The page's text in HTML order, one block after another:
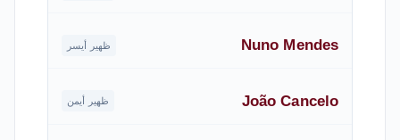
Nuno Mendes ظهير أيسر
João Cancelo ظهير أيمن